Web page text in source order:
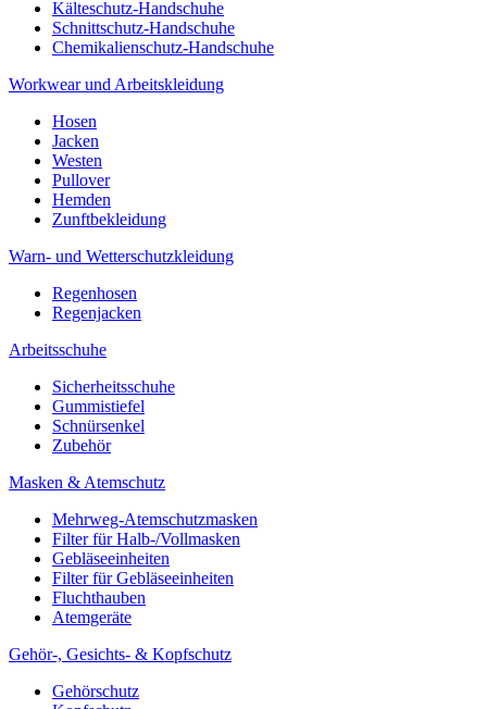
Kälteschutz-Handschuhe
Schnittschutz-Handschuhe
Chemikalienschutz-Handschuhe
Workwear und Arbeitskleidung
Hosen
Jacken
Westen
Pullover
Hemden
Zunftbekleidung
Warn- und Wetterschutzkleidung
Regenhosen
Regenjacken
Arbeitsschuhe
Sicherheitsschuhe
Gummistiefel
Schnürsenkel
Zubehör
Masken & Atemschutz
Mehrweg-Atemschutzmasken
Filter für Halb-/Vollmasken
Gebläseeinheiten
Filter für Gebläseeinheiten
Fluchthauben
Atemgeräte
Gehör-, Gesichts- & Kopfschutz
Gehörschutz